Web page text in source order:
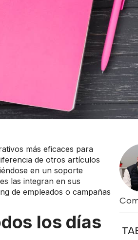
más eficaces para
de otros artículos
en un soporte
las integran en sus
de empleados o campañas
los días